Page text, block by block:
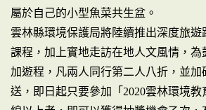
屬於自己的小型魚菜共生盆。
雲林縣環境保護局將陸續推出深度旅遊
課程，加上實地走訪在地人文風情，為
加遊程，凡兩人同行第二人八折，並加
送，即日起只要參加「2020雲林環境